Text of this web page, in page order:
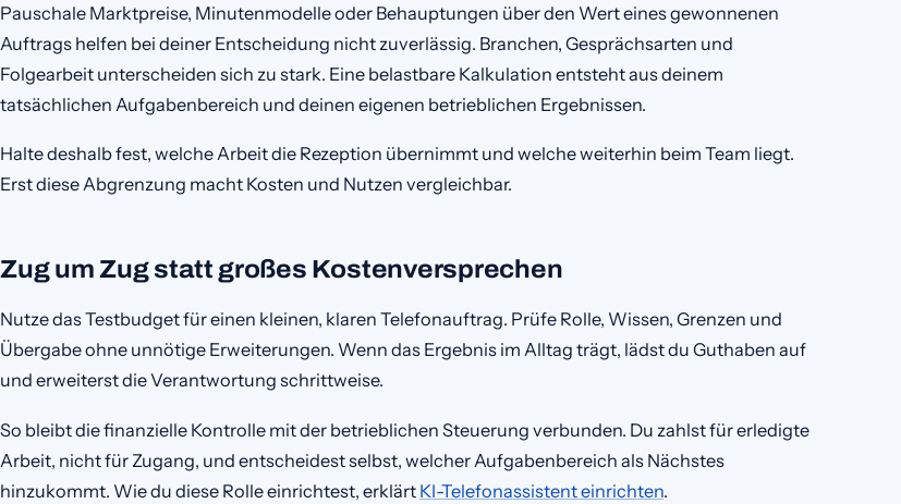
Pauschale Marktpreise, Minutenmodelle oder Behauptungen über den Wert eines gewonnenen
Auftrags helfen bei deiner Entscheidung nicht zuverlässig. Branchen, Gesprächsarten und
Folgearbeit unterscheiden sich zu stark. Eine belastbare Kalkulation entsteht aus deinem
tatsächlichen Aufgabenbereich und deinen eigenen betrieblichen Ergebnissen.
Halte deshalb fest, welche Arbeit die Rezeption übernimmt und welche weiterhin beim Team liegt.
Erst diese Abgrenzung macht Kosten und Nutzen vergleichbar.
Zug um Zug statt großes Kostenversprechen
Nutze das Testbudget für einen kleinen, klaren Telefonauftrag. Prüfe Rolle, Wissen, Grenzen und
Übergabe ohne unnötige Erweiterungen. Wenn das Ergebnis im Alltag trägt, lädst du Guthaben auf
und erweiterst die Verantwortung schrittweise.
So bleibt die finanzielle Kontrolle mit der betrieblichen Steuerung verbunden. Du zahlst für erledigte
Arbeit, nicht für Zugang, und entscheidest selbst, welcher Aufgabenbereich als Nächstes
hinzukommt. Wie du diese Rolle einrichtest, erklärt KI-Telefonassistent einrichten.